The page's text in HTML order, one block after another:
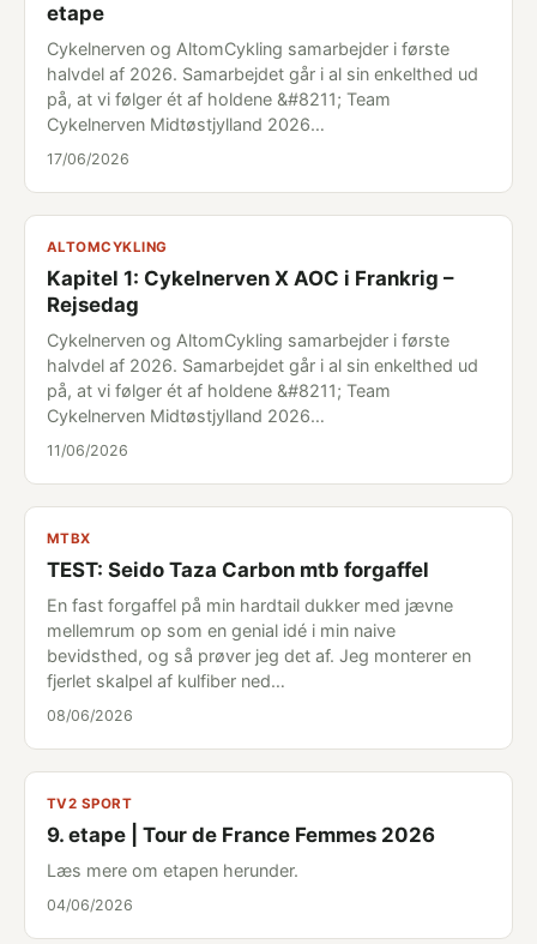
etape
Cykelnerven og AltomCykling samarbejder i første
halvdel af 2026. Samarbejdet går i al sin enkelthed ud
på, at vi følger ét af holdene &#8211; Team
Cykelnerven Midtøstjylland 2026…
17/06/2026
ALTOMCYKLING
Kapitel 1: Cykelnerven X AOC i Frankrig –
Rejsedag
Cykelnerven og AltomCykling samarbejder i første
halvdel af 2026. Samarbejdet går i al sin enkelthed ud
på, at vi følger ét af holdene &#8211; Team
Cykelnerven Midtøstjylland 2026…
11/06/2026
MTBX
TEST: Seido Taza Carbon mtb forgaffel
En fast forgaffel på min hardtail dukker med jævne
mellemrum op som en genial idé i min naive
bevidsthed, og så prøver jeg det af. Jeg monterer en
fjerlet skalpel af kulfiber ned…
08/06/2026
TV2 SPORT
9. etape | Tour de France Femmes 2026
Læs mere om etapen herunder.
04/06/2026